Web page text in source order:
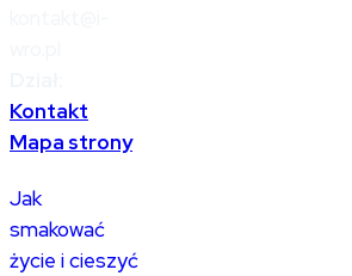
Kontakt
Mapa strony
Jak
smakować
życie i cieszyć